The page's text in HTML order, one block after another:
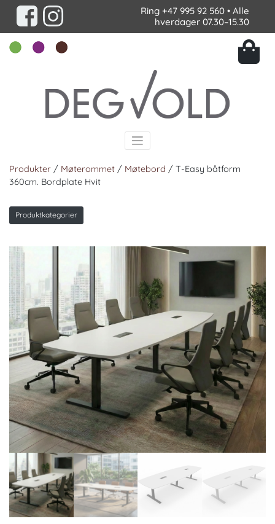
Ring +47 995 92 560 • Alle
hverdager 07.30–15.30
Produkter / Møterommet / Møtebord / T-Easy båtform
360cm. Bordplate Hvit
Produktkategorier